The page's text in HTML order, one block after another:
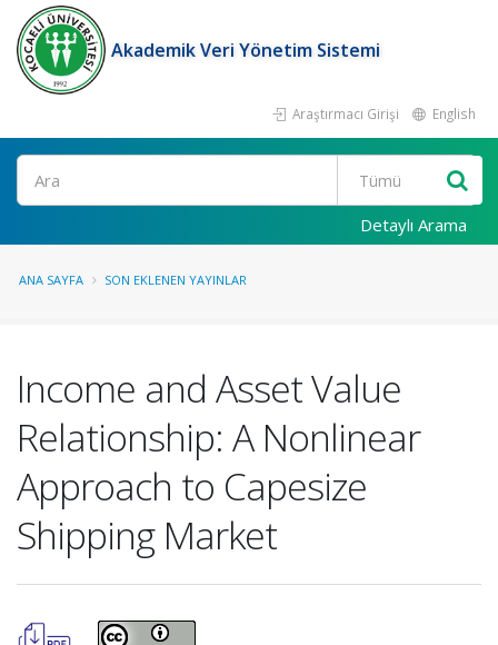
Akademik Veri Yönetim Sistemi
Araştırmacı Girişi English
Ara
Detaylı Arama
ANA SAYFA SON EKLENEN YAYINLAR
Income and Asset Value
Relationship: A Nonlinear
Approach to Capesize
Shipping Market